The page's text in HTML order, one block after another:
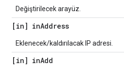
Değiştirilecek arayüz.
[in] inAddress
Eklenecek/kaldırılacak IP adresi.
[in] inAdd